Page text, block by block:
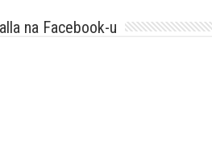
na Facebook-u